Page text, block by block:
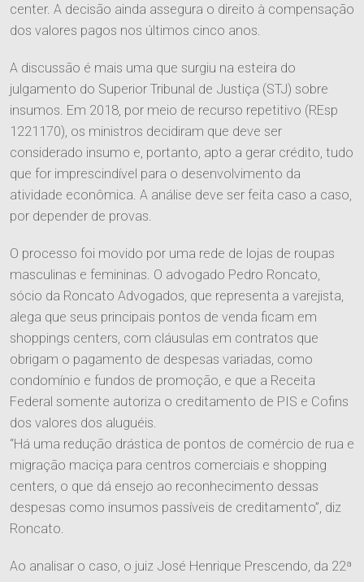
center. A decisão ainda assegura o direito à compensação
dos valores pagos nos últimos cinco anos.
A discussão é mais uma que surgiu na esteira do
julgamento do Superior Tribunal de Justiça (STJ) sobre
insumos. Em 2018, por meio de recurso repetitivo (REsp
1221170), os ministros decidiram que deve ser
considerado insumo e, portanto, apto a gerar crédito, tudo
que for imprescindível para o desenvolvimento da
atividade econômica. A análise deve ser feita caso a caso,
por depender de provas.
O processo foi movido por uma rede de lojas de roupas
masculinas e femininas. O advogado Pedro Roncato,
sócio da Roncato Advogados, que representa a varejista,
alega que seus principais pontos de venda ficam em
shoppings centers, com cláusulas em contratos que
obrigam o pagamento de despesas variadas, como
condomínio e fundos de promoção, e que a Receita
Federal somente autoriza o creditamento de PIS e Cofins
dos valores dos aluguéis.
“Há uma redução drástica de pontos de comércio de rua e
migração maciça para centros comerciais e shopping
centers, o que dá ensejo ao reconhecimento dessas
despesas como insumos passíveis de creditamento”, diz
Roncato.
Ao analisar o caso, o juiz José Henrique Prescendo, da 22ª